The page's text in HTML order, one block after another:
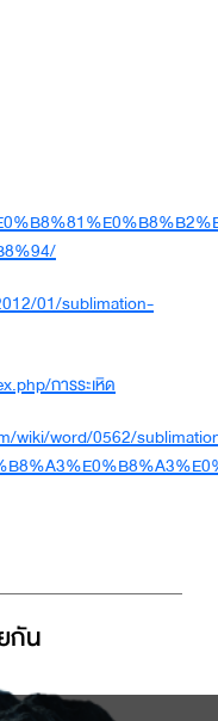
01/sublimation-
การระเหิด
wiki/word/0562/
กัน